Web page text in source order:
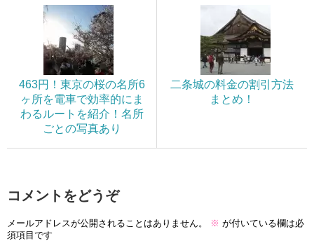
463円！東京の桜の名所6
ヶ所を電車で効率的にま
わるルートを紹介！名所
ごとの写真あり
二条城の料金の割引方法
まとめ！
コメントをどうぞ
メールアドレスが公開されることはありません。 ※ が付いている欄は必
須項目です